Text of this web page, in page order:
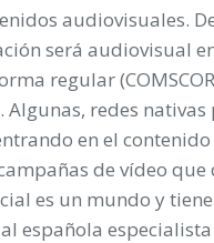
audiovisuales.
será audiovisual
regular
Algunas, redes
en el
de vídeo
es un mundo y
española